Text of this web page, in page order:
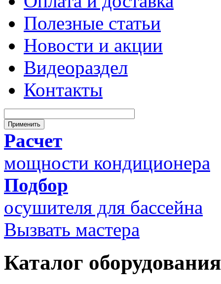
Полезные статьи
Новости и акции
Видеораздел
Контакты
Расчет
мощности кондиционера
Подбор
осушителя для бассейна
Вызвать мастера
Каталог оборудования